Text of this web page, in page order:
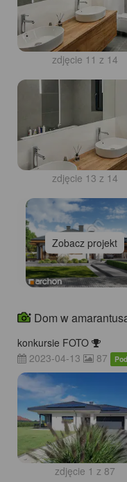
zdjęcie 11 z 14
zdjęcie 13 z 14
Zobacz projekt
Dom w
konkursie FOTO
2023-04-13
87
zdjęcie 1 z 87